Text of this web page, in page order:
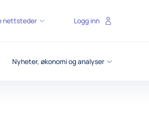
Nyheter, økonomi og analyser
nettsteder Logg inn